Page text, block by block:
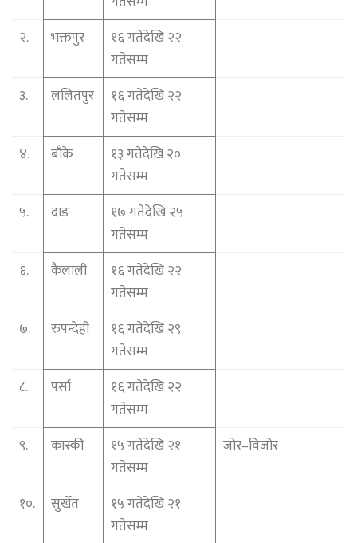
२.
भक्तपुर
१६ गतेदेखि २२
गतेसम्म
३.
ललितपुर
१६ गतेदेखि २२
गतेसम्म
४.
बाँके
१३ गतेदेखि २०
गतेसम्म
५.
दाङ
१७ गतेदेखि २५
गतेसम्म
६.
कैलाली
१६ गतेदेखि २२
गतेसम्म
७.
रुपन्देही
१६ गतेदेखि २९
गतेसम्म
८.
पर्सा
१६ गतेदेखि २२
गतेसम्म
९.
कास्की
१५ गतेदेखि २१
गतेसम्म
जोर–विजोर
१०. सुर्खेत
१५ गतेदेखि २१
गतेसम्म